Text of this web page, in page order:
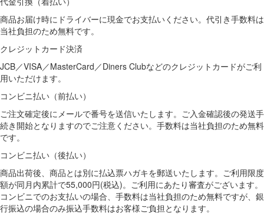
商品お届け時にドライバーに現金でお支払いください。代引き手数料は
当社負担のため無料です。
クレジットカード決済
JCB／VISA／MasterCard／Diners Clubなどのクレジットカードがご利
用いただけます。
コンビニ払い（前払い）
ご注文確定後にメールで番号を送信いたします。ご入金確認後の発送手
続き開始となりますのでご注意ください。手数料は当社負担のため無料
です。
コンビニ払い（後払い）
商品出荷後、商品とは別に払込票ハガキを郵送いたします。ご利用限度
額が同月内累計で55,000円(税込)。ご利用にあたり審査がございます。
コンビニでのお支払いの場合、手数料は当社負担のため無料ですが、銀
行振込の場合のみ振込手数料はお客様ご負担となります。